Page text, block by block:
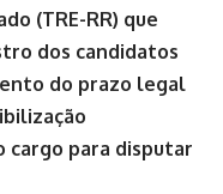
(TRE-RR) que
dos candidatos
do prazo legal
cargo para disputar